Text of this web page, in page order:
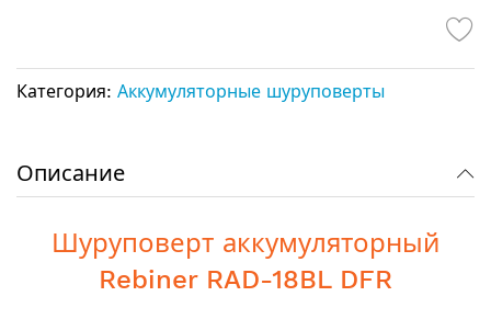
Категория: Аккумуляторные шуруповерты
Описание
Шуруповерт аккумуляторный
Rebiner RAD-18BL DFR